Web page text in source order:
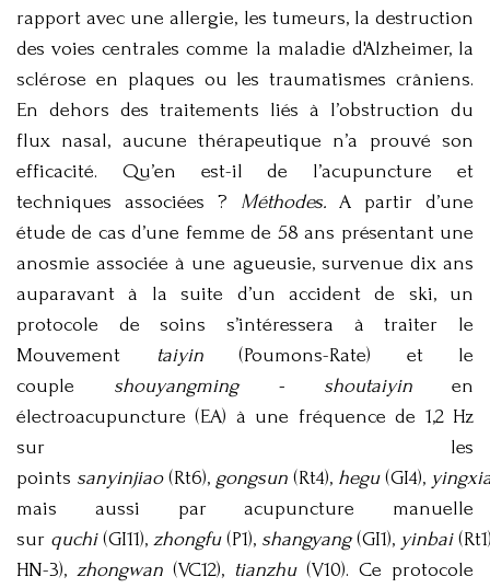
rapport avec une allergie, les tumeurs, la destruction
des voies centrales comme la maladie d'Alzheimer, la
sclérose en plaques ou les traumatismes crâniens.
En dehors des traitements liés à l’obstruction du
flux nasal, aucune thérapeutique n’a prouvé son
efficacité. Qu’en est-il de l’acupuncture et
techniques associées ? Méthodes.A partir d’une
étude de cas d’une femme de 58 ans présentant une
anosmie associée à une agueusie, survenue dix ans
auparavant à la suite d’un accident de ski, un
protocole de soins s’intéressera à traiter le
Mouvement
taiyin(Poumons-Rate) et le
couple shouyangming - shoutaiyin en
électroacupuncture (EA) à une fréquence de 1,2 Hz
sur les
points sanyinjiao(Rt6), gongsun (Rt4), hegu(GI4),
mais aussi par acupuncture manuelle
sur quchi(GI11), zhongfu(P1), shangyang(GI1), yinbai
HN-3), zhongwan (VC12), tianzhu (V10). Ce protocole